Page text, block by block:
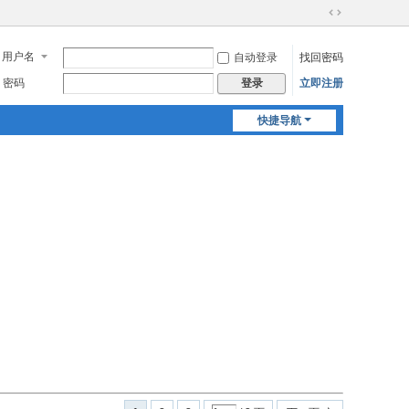
切
到
宽
用户名 自动登录
找回密码
密码
登录 立即注册
快捷导航